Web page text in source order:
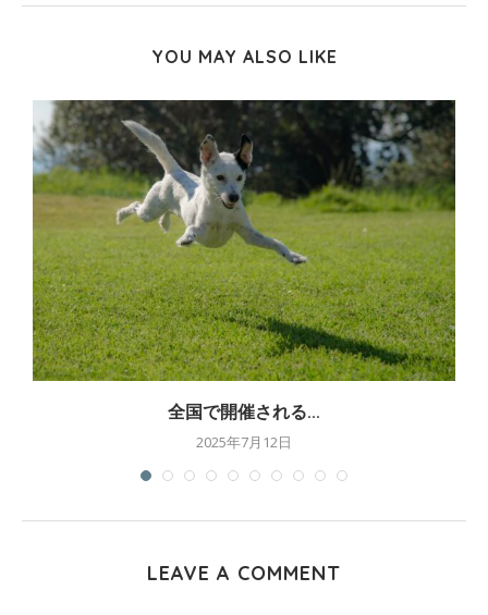
YOU MAY ALSO LIKE
全国で開催される...
2025年7月12日
LEAVE A COMMENT